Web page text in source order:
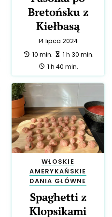
22 marca 2022
przygotowanie:
30 min.
40 min.
1 h 10 min.
BRYTYJSKIE DANIA
GŁÓWNE
BEZGLUTENOWE
Klopsiki w
kremowym sosie
grzybowym
20 września 2023